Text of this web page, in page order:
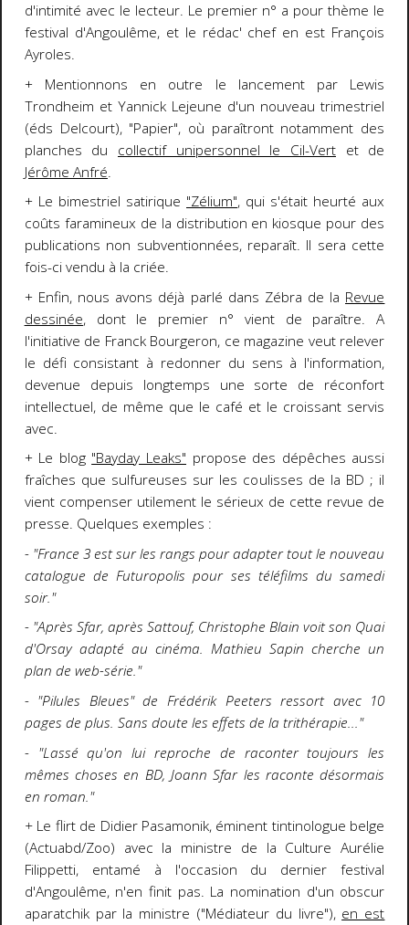
d'intimité avec le lecteur. Le premier n° a pour thème le
festival d'Angoulême, et le rédac' chef en est François
Ayroles.
+ Mentionnons en outre le lancement par Lewis
Trondheim et Yannick Lejeune d'un nouveau trimestriel
(éds Delcourt), "Papier", où paraîtront notamment des
planches du collectif unipersonnel le Cil-Vertet de
Jérôme Anfré.
+ Le bimestriel satirique "Zélium", qui s'était heurté aux
coûts faramineux de la distribution en kiosque pour des
publications non subventionnées, reparaît. Il sera cette
fois-ci vendu à la criée.
+ Enfin, nous avons déjà parlé dans Zébra de la Revue
dessinée, dont le premier n° vient de paraître. A
l'initiative de Franck Bourgeron, ce magazine veut relever
le défi consistant à redonner du sens à l'information,
devenue depuis longtemps une sorte de réconfort
intellectuel, de même que le café et le croissant servis
avec.
+ Le blog "Bayday Leaks" propose des dépêches aussi
fraîches que sulfureuses sur les coulisses de la BD ; il
vient compenser utilement le sérieux de cette revue de
presse. Quelques exemples :
- "France 3 est sur les rangs pour adapter tout le nouveau
catalogue de Futuropolis pour ses téléfilms du samedi
soir."
- "Après Sfar, après Sattouf, Christophe Blain voit son Quai
d'Orsay adapté au cinéma. Mathieu Sapin cherche un
plan de web-série."
- "Pilules Bleues" de Frédérik Peeters ressort avec 10
pages de plus. Sans doute les effets de la trithérapie..."
- "Lassé qu'on lui reproche de raconter toujours les
mêmes choses en BD, Joann Sfar les raconte désormais
en roman."
+ Le flirt de Didier Pasamonik, éminent tintinologue belge
(Actuabd/Zoo) avec la ministre de la Culture Aurélie
Filippetti, entamé à l'occasion du dernier festival
d'Angoulême, n'en finit pas. La nomination d'un obscur
aparatchik par la ministre ("Médiateur du livre"), en est